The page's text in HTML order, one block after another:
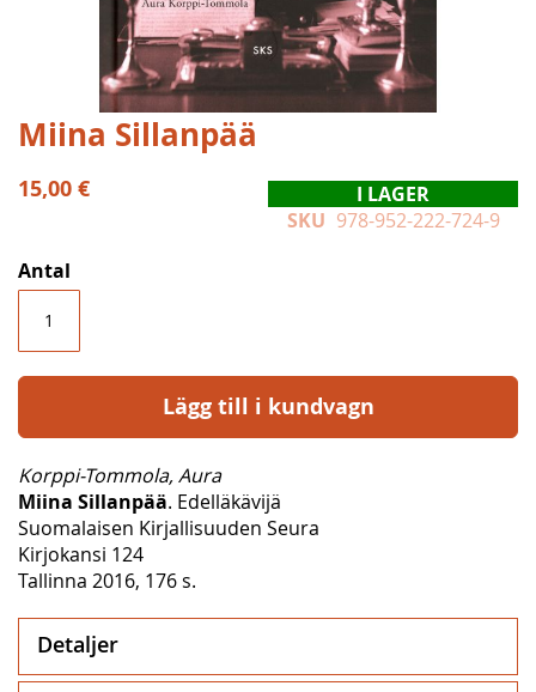
Hoppa
till
början
av
Miina Sillanpää
15,00 €
I LAGER
SKU 978-952-222-724-9
Antal
Lägg till i kundvagn
Korppi-Tommola, Aura
Miina Sillanpää. Edelläkävijä
Suomalaisen Kirjallisuuden Seura
Kirjokansi 124
Tallinna 2016, 176 s.
Detaljer